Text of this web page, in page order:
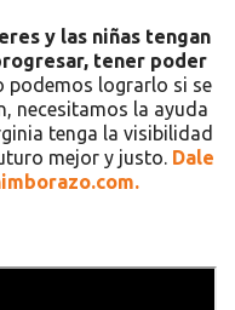
y las niñas tengan
tener poder
podemos lograrlo si se
necesitamos la ayuda
tenga la visibilidad
mejor y justo. Dale